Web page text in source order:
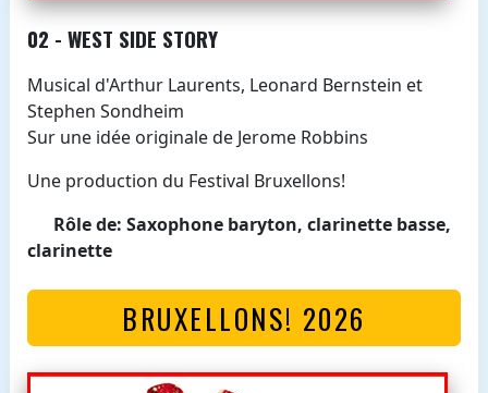
02 - WEST SIDE STORY
Musical d'Arthur Laurents, Leonard Bernstein et
Stephen Sondheim
Sur une idée originale de Jerome Robbins
Une production du Festival Bruxellons!
Rôle de: Saxophone baryton, clarinette basse,
clarinette
BRUXELLONS! 2026